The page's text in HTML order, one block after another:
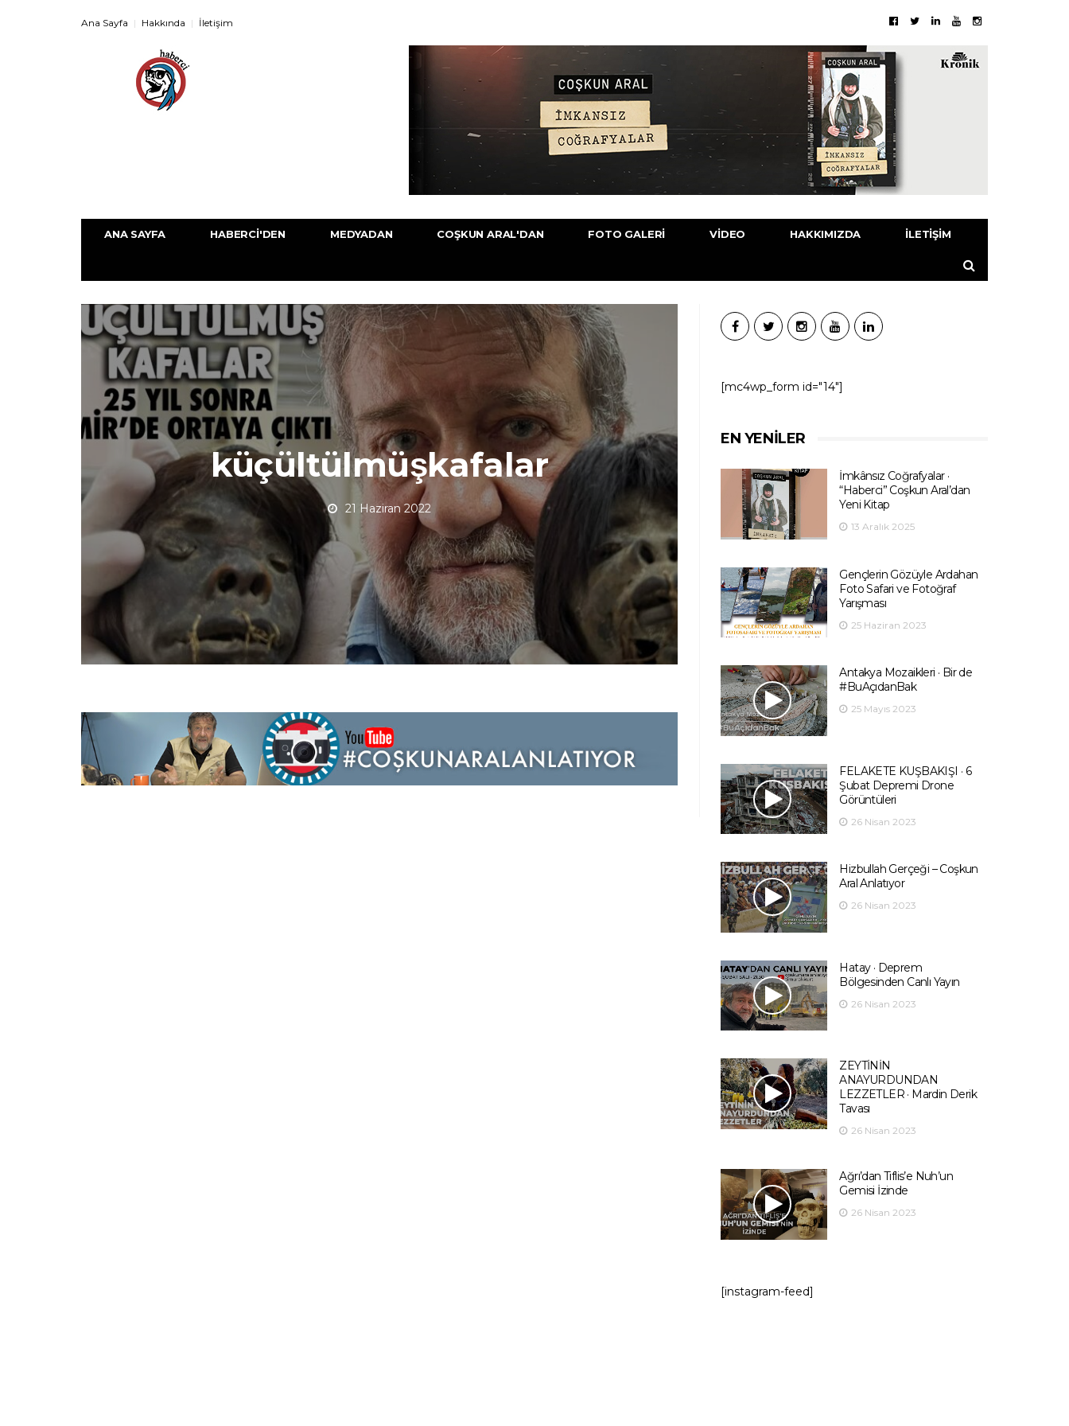
Ana Sayfa Hakkında İletişim
ANA SAYFA HABERCI'DEN MEDYADAN COŞKUN ARAL'DAN FOTO GALERI VIDEO HAKKIMIZDA İLETIŞIM
küçültülmüşkafalar
21 Haziran 2022
[mc4wp_form id="14"]
EN YENILER
İmkânsız Coğrafyalar ·
“Haberci” Coşkun Aral’dan
Yeni Kitap
13 Aralık 2025
Gençlerin Gözüyle Ardahan
Foto Safari ve Fotoğraf
Yarışması
25 Haziran 2023
Antakya Mozaikleri · Bir de
#BuAçıdanBak
25 Mayıs 2023
FELAKETE KUŞBAKIŞI · 6
Şubat Depremi Drone
Görüntüleri
26 Nisan 2023
Hizbullah Gerçeği – Coşkun
Aral Anlatıyor
26 Nisan 2023
Hatay · Deprem
Bölgesinden Canlı Yayın
26 Nisan 2023
ZEYTİNİN
ANAYURDUNDAN
LEZZETLER · Mardin Derik
Tavası
26 Nisan 2023
Ağrı’dan Tiflis’e Nuh’un
Gemisi İzinde
26 Nisan 2023
[instagram-feed]